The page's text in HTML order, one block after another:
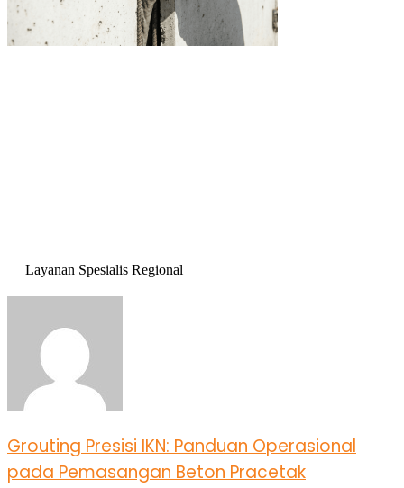
Layanan Spesialis Regional
Grouting Presisi IKN: Panduan Operasional
pada Pemasangan Beton Pracetak